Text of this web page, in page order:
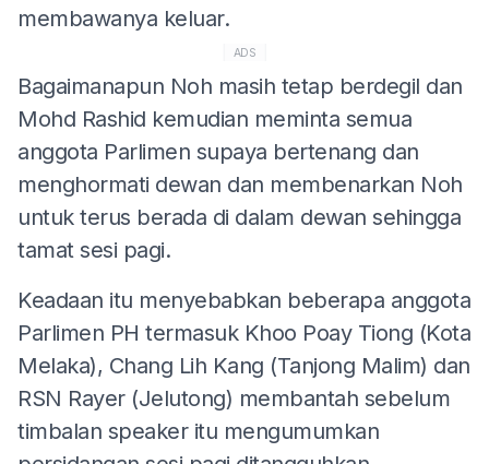
membawanya keluar.
ADS
Bagaimanapun Noh masih tetap berdegil dan
Mohd Rashid kemudian meminta semua
anggota Parlimen supaya bertenang dan
menghormati dewan dan membenarkan Noh
untuk terus berada di dalam dewan sehingga
tamat sesi pagi.
Keadaan itu menyebabkan beberapa anggota
Parlimen PH termasuk Khoo Poay Tiong (Kota
Melaka), Chang Lih Kang (Tanjong Malim) dan
RSN Rayer (Jelutong) membantah sebelum
timbalan speaker itu mengumumkan